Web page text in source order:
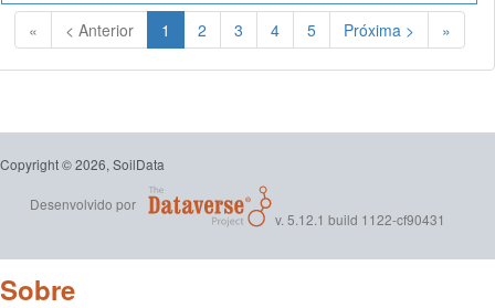
« < Anterior 1 (Atual)
2 3 4 5 Próxima > »
Copyright © 2026, SoilData
Desenvolvido por
v. 5.12.1 build 1122-cf90431
Sobre